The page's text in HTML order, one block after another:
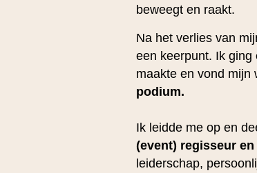
beweegt en raakt.
Na het verlies van
een keerpunt. Ik ging
maakte en vond mijn
podium.
Ik leidde me op en
(event) regisseur
leiderschap,